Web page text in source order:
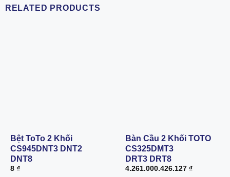
RELATED PRODUCTS
Bệt ToTo 2 Khối
CS945DNT3 DNT2
DNT8
8 ₫
Bàn Cầu 2 Khối TOTO
CS325DMT3
DRT3 DRT8
4.261.000.426.127 ₫